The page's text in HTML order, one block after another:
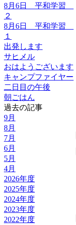
8月6日 平和学習
２
8月6日 平和学習
１
出発します
サヒメル
おはようございます
キャンプファイヤー
二日目の午後
朝ごはん
過去の記事
9月
8月
7月
6月
5月
4月
2026年度
2025年度
2024年度
2023年度
2022年度